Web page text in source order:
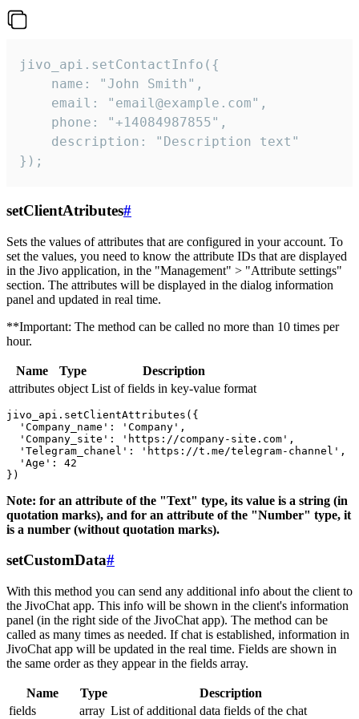
jivo_api.setContactInfo({
    name: "John Smith",
    email: "email@example.com",
    phone: "+14084987855",
    description: "Description text"
});
setClientAtributes#
Sets the values ​​of attributes that are configured in your account. To
set the values, you need to know the attribute IDs that are displayed
in the Jivo application, in the "Management" > "Attribute settings"
section. The attributes will be displayed in the dialog information
panel and updated in real time.
**Important: The method can be called no more than 10 times per
hour.
Name Type
Description
attributes object List of fields in key-value format
jivo_api.setClientAttributes({
  'Company_name': 'Company',
  'Company_site': 'https://company-site.com',
  'Telegram_chanel': 'https://t.me/telegram-channel',
  'Age': 42
Note: for an attribute of the "Text" type, its value is a string (in
quotation marks), and for an attribute of the "Number" type, it
is a number (without quotation marks).
setCustomData#
With this method you can send any additional info about the client to
the JivoChat app. This info will be shown in the client's information
panel (in the right side of the JivoChat app). The method can be
called as many times as needed. If chat is established, information in
JivoChat app will be updated in the real time. Fields are shown in
the same order as they appear in the fields array.
Name Type
Description
fields
array List of additional data fields of the chat